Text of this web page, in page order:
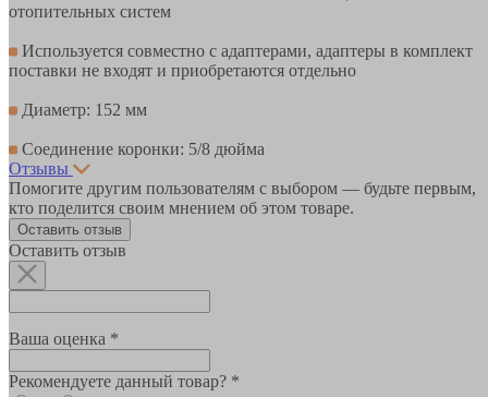
отопительных систем
Используется совместно с адаптерами, адаптеры в комплект
поставки не входят и приобретаются отдельно
Диаметр: 152 мм
Соединение коронки: 5/8 дюйма
Отзывы
Помогите другим пользователям с выбором — будьте первым,
кто поделится своим мнением об этом товаре.
Оставить отзыв
Оставить отзыв
Ваша оценка *
Рекомендуете данный товар? *